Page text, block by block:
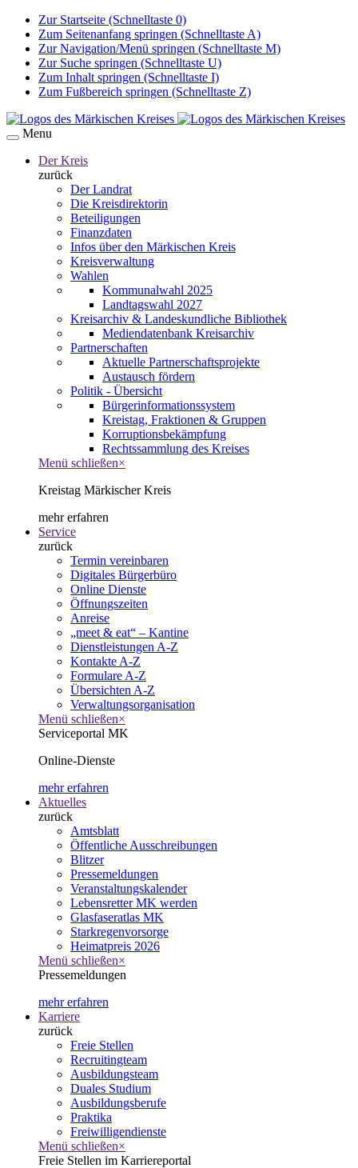
Zur Startseite (Schnelltaste 0)
Zum Seitenanfang springen (Schnelltaste A)
Zur Navigation/Menü springen (Schnelltaste M)
Zur Suche springen (Schnelltaste U)
Zum Inhalt springen (Schnelltaste I)
Zum Fußbereich springen (Schnelltaste Z)
Menu
Der Kreis
zurück
Der Landrat
Die Kreisdirektorin
Beteiligungen
Finanzdaten
Infos über den Märkischen Kreis
Kreisverwaltung
Wahlen
Kommunalwahl 2025
Landtagswahl 2027
Kreisarchiv & Landeskundliche Bibliothek
Mediendatenbank Kreisarchiv
Partnerschaften
Aktuelle Partnerschaftsprojekte
Austausch fördern
Politik - Übersicht
Bürgerinformationssystem
Kreistag, Fraktionen & Gruppen
Korruptionsbekämpfung
Rechtssammlung des Kreises
Menü schließen×
Kreistag Märkischer Kreis
mehr erfahren
Service
zurück
Termin vereinbaren
Digitales Bürgerbüro
Online Dienste
Öffnungszeiten
Anreise
„meet & eat“ – Kantine
Dienstleistungen A-Z
Kontakte A-Z
Formulare A-Z
Übersichten A-Z
Verwaltungsorganisation
Menü schließen×
Serviceportal MK
Online-Dienste
mehr erfahren
Aktuelles
zurück
Amtsblatt
Öffentliche Ausschreibungen
Blitzer
Pressemeldungen
Veranstaltungskalender
Lebensretter MK werden
Glasfaseratlas MK
Starkregenvorsorge
Heimatpreis 2026
Menü schließen×
Pressemeldungen
mehr erfahren
Karriere
zurück
Freie Stellen
Recruitingteam
Ausbildungsteam
Duales Studium
Ausbildungsberufe
Praktika
Freiwilligendienste
Menü schließen×
Freie Stellen im Karriereportal